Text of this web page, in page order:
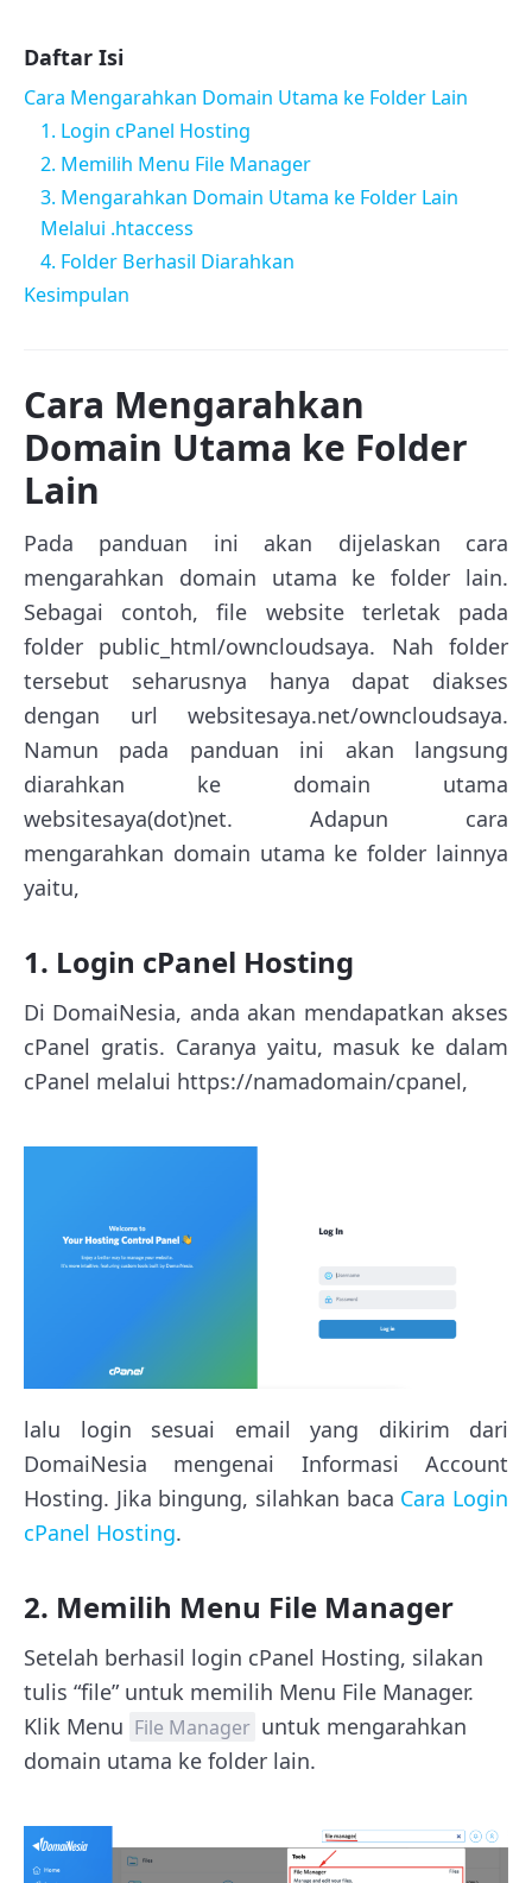
Daftar Isi
Cara Mengarahkan Domain Utama ke Folder Lain
1. Login cPanel Hosting
2. Memilih Menu File Manager
3. Mengarahkan Domain Utama ke Folder Lain
Melalui .htaccess
4. Folder Berhasil Diarahkan
Kesimpulan
Cara Mengarahkan
Domain Utama ke Folder
Lain
Pada panduan ini akan dijelaskan cara
mengarahkan domain utama ke folder lain.
Sebagai contoh, file website terletak pada
folder public_html/owncloudsaya. Nah folder
tersebut seharusnya hanya dapat diakses
dengan url websitesaya.net/owncloudsaya.
Namun pada panduan ini akan langsung
diarahkan ke domain utama
websitesaya(dot)net. Adapun cara
mengarahkan domain utama ke folder lainnya
yaitu,
1. Login cPanel Hosting
Di DomaiNesia, anda akan mendapatkan akses
cPanel gratis. Caranya yaitu, masuk ke dalam
cPanel melalui https://namadomain/cpanel,
lalu login sesuai email yang dikirim dari
DomaiNesia mengenai Informasi Account
Hosting. Jika bingung, silahkan baca Cara Login
cPanel Hosting.
2. Memilih Menu File Manager
Setelah berhasil login cPanel Hosting, silakan
tulis “file” untuk memilih Menu File Manager.
Klik Menu File Manager untuk mengarahkan
domain utama ke folder lain.